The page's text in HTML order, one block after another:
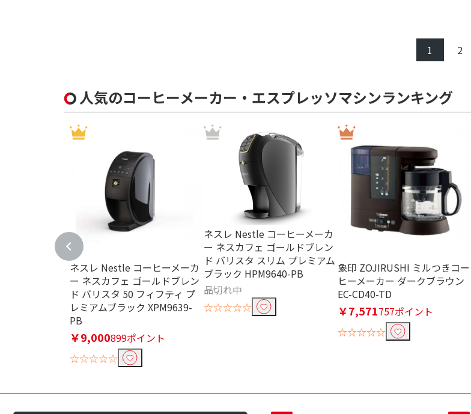
1 2
人気のコーヒーメーカー・エスプレッソマシンランキング
ネスレ Nestle コーヒーメーカ
ー ネスカフェ ゴールドブレン
ド バリスタ 50 フィフティ プ
レミアムブラック XPM9639-
PB
￥9,000899ポイント
☆☆☆☆☆
ネスレ Nestle コーヒーメーカ
ー ネスカフェ ゴールドブレン
ド バリスタ スリム プレミアム
ブラック HPM9640-PB
品切れ中
☆☆☆☆☆
象印 ZOJIRUSHI ミルつきコー
ヒーメーカー ダークブラウン
EC-CD40-TD
￥7,571757ポイント
☆☆☆☆☆